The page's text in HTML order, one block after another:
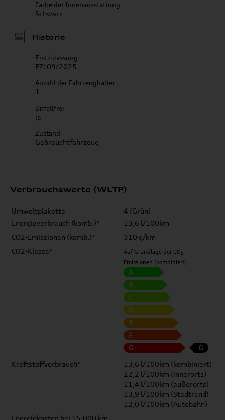
Farbe der Innenausstattung
Schwarz
Historie
Erstzulassung
EZ: 09/2025
Anzahl der Fahrzeughalter
1
Unfallfrei
ja
Zustand
Gebrauchtfahrzeug
Verbrauchswerte (WLTP)
Umweltplakette
4 (Grün)
Energieverbrauch (komb.)*
13,6 l/100km
CO2-Emissionen (komb.)*
310 g/km
CO2-Klasse*
Auf Grundlage der CO₂-
Emissionen (kombiniert)
A
B
C
D
E
F
G
G
Kraftstoffverbrauch*
13,6 l/100km (kombiniert)
22,2 l/100km (innerorts)
11,4 l/100km (außerorts)
13,9 l/100km (Stadtrand)
12,0 l/100km (Autobahn)
Energiekosten bei 15.000 km